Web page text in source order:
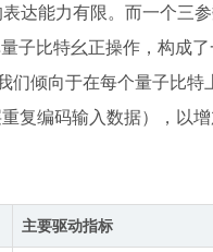
表达能力有限。而一个三
量子比特幺正操作，构成
们倾向于在每个量子比
复编码输入数据），以
主要驱动指标